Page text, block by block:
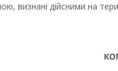
визнані дійсними на